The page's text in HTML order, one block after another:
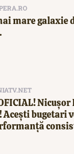
mare galaxie
Acești bugetari